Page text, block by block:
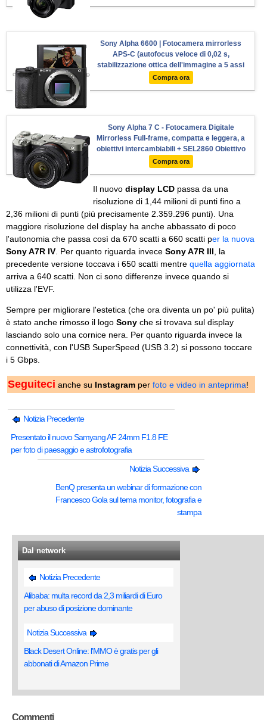
Sony Alpha 6600 | Fotocamera mirrorless
APS-C (autofocus veloce di 0,02 s,
stabilizzazione ottica dell'immagine a 5 assi
nella custodia)
Compra ora
Sony Alpha 7 C - Fotocamera Digitale
Mirrorless Full-frame, compatta e leggera, a
obiettivi intercambiabili + SEL2860 Obiettivo
con Zoom 28-60mm F4-5.6 (Argento)
Compra ora
Il nuovo display LCD passa da una
risoluzione di 1,44 milioni di punti fino a
2,36 milioni di punti (più precisamente 2.359.296 punti). Una
maggiore risoluzione del display ha anche abbassato di poco
l'autonomia che passa così da 670 scatti a 660 scatti per la nuova
Sony A7R IV . Per quanto riguarda invece Sony A7R III , la
precedente versione toccava i 650 scatti mentre quella aggiornata
arriva a 640 scatti. Non ci sono differenze invece quando si
utilizza l'EVF.
Sempre per migliorare l'estetica (che ora diventa un po' più pulita)
è stato anche rimosso il logo Sony che si trovava sul display
lasciando solo una cornice nera. Per quanto riguarda invece la
connettività, con l'USB SuperSpeed (USB 3.2) si possono toccare
i 5 Gbps.
Seguiteci anche su Instagram per foto e video in anteprima!
Notizia Precedente
Presentato il nuovo Samyang AF 24mm F1.8 FE
per foto di paesaggio e astrofotografia
Notizia Successiva
BenQ presenta un webinar di formazione con
Francesco Gola sul tema monitor, fotografia e
stampa
Dal network
Notizia Precedente
Alibaba: multa record da 2,3 miliardi di Euro
per abuso di posizione dominante
Notizia Successiva
Black Desert Online: l'MMO è gratis per gli
abbonati di Amazon Prime
Commenti